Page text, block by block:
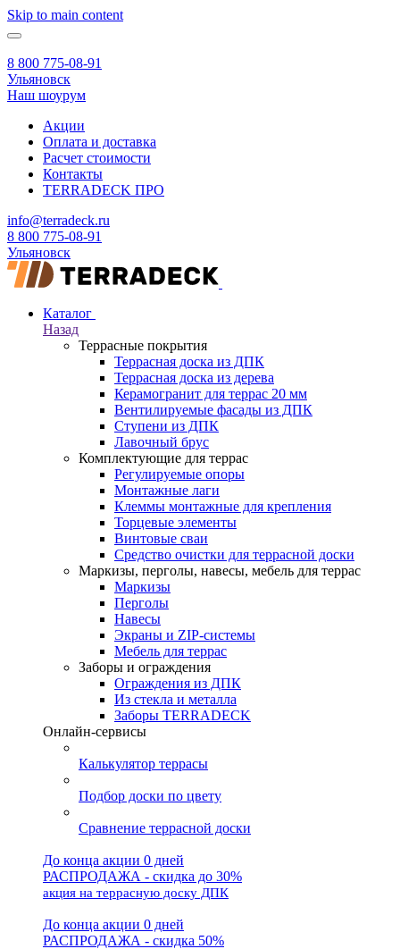
Skip to main content
8 800 775-08-91
Ульяновск
Наш шоурум
Акции
Оплата и доставка
Расчет стоимости
Контакты
TERRADECK ПРО
info@terradeck.ru
8 800 775-08-91
Ульяновск
Каталог
Назад
Террасные покрытия
Террасная доска из ДПК
Террасная доска из дерева
Керамогранит для террас 20 мм
Вентилируемые фасады из ДПК
Ступени из ДПК
Лавочный брус
Комплектующие для террас
Регулируемые опоры
Монтажные лаги
Клеммы монтажные для крепления
Торцевые элементы
Винтовые сваи
Средство очистки для террасной доски
Маркизы, перголы, навесы, мебель для террас
Маркизы
Перголы
Навесы
Экраны и ZIP-системы
Мебель для террас
Заборы и ограждения
Ограждения из ДПК
Из стекла и металла
Заборы TERRADECK
Онлайн-сервисы
Калькулятор террасы
Подбор доски по цвету
Сравнение террасной доски
До конца акции 0 дней
РАСПРОДАЖА - скидка до 30%
акция на террасную доску ДПК
До конца акции 0 дней
РАСПРОДАЖА - скидка 50%